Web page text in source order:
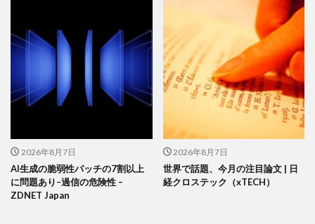
2026年8月7日
AI生成の脆弱性パッチの7割以上
に問題あり–過信の危険性 –
ZDNET Japan
2026年8月7日
世界で話題、今月の注目論文 | 日
経クロステック（xTECH）